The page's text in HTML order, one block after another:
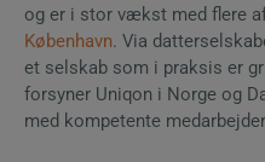
og er i stor vækst med flere
København. Via
et selskab som i praksis er
forsyner Uniqon i Norge og
med kompetente